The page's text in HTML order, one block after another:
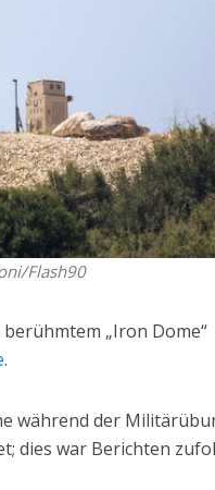
Flash90
„Iron Dome“
.
während der
dies war Berichten